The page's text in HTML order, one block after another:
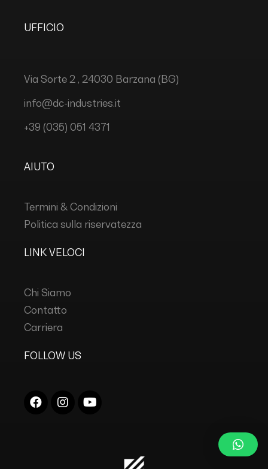
UFFICIO
Via Sorte 2 , 24030 Barzana (BG)
info@dc-industries.it
+39 (035) 051 4371
AIUTO
Termini & Condizioni
Politica sulla riservatezza
LINK VELOCI
Chi Siamo
Contatto
Carriera
FOLLOW US